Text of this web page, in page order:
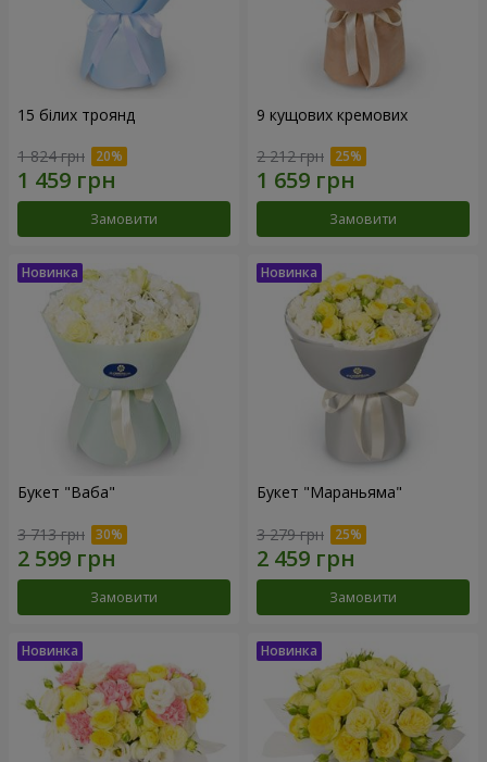
15 білих троянд
1 824 грн
Замовити
9 кущових кремових
2 212 грн
Замовити
Букет "Ваба"
3 713 грн
Замовити
Букет "Мараньяма"
3 279 грн
Замовити